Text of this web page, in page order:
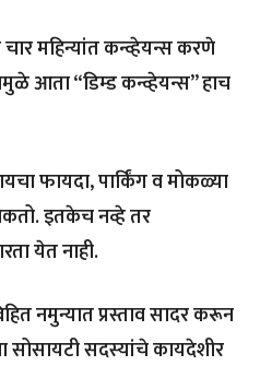
महिन्यांत कन्व्हेयन्स करणे
आता “डिम्ड कन्व्हेयन्स” हाच
फायदा, पार्किंग व मोकळ्या
इतकेच नव्हे तर
येत नाही.
नमुन्यात प्रस्ताव सादर करून
सोसायटी सदस्यांचे कायदेशीर